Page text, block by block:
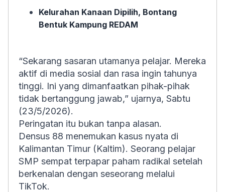
Kelurahan Kanaan Dipilih, Bontang
Bentuk Kampung REDAM
“Sekarang sasaran utamanya pelajar. Mereka
aktif di media sosial dan rasa ingin tahunya
tinggi. Ini yang dimanfaatkan pihak-pihak
tidak bertanggung jawab,” ujarnya, Sabtu
(23/5/2026).
Peringatan itu bukan tanpa alasan.
Densus 88 menemukan kasus nyata di
Kalimantan Timur (Kaltim). Seorang pelajar
SMP sempat terpapar paham radikal setelah
berkenalan dengan seseorang melalui
TikTok.